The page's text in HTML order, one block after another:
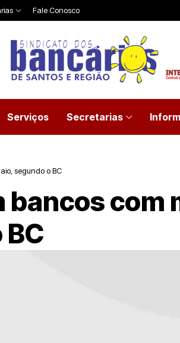
Fale Conosco
Serviços Secretarias
segundo o BC
bancos